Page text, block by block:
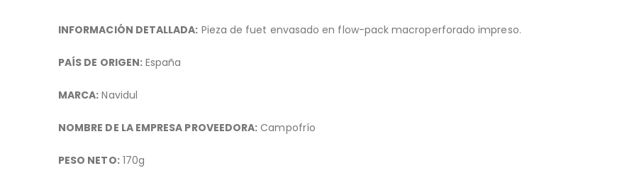
imágenes
INFORMACIÓN DETALLADA: Pieza de fuet envasado en flow-pack macroperforado impreso.
PAÍS DE ORIGEN: España
MARCA: Navidul
NOMBRE DE LA EMPRESA PROVEEDORA: Campofrío
PESO NETO:170g